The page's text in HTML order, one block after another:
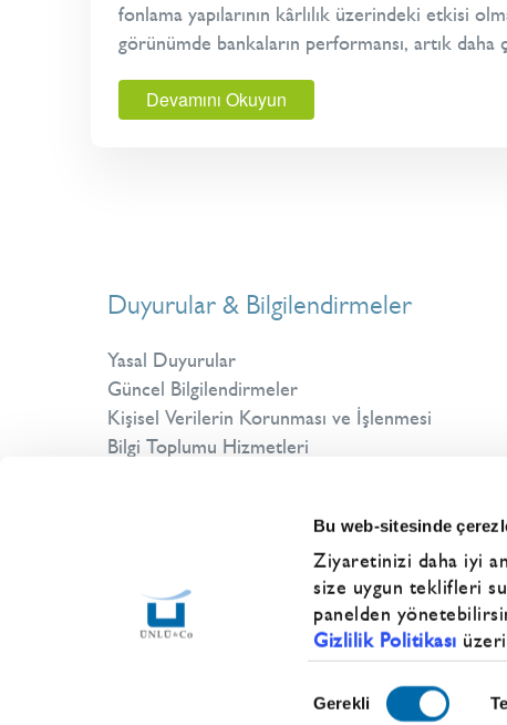
Bu web-sitesinde
Ziyaretinizi daha iyi
size uygun teklifleri
panelden
Gizlilik Politikası
Gerekli
fonlama yapılarının kârlılık üzerindeki etkisi
görünümde bankaların performansı, artık
Devamını Okuyun
Duyurular & Bilgilendirmeler
Yasal Duyurular
Güncel Bilgilendirmeler
Kişisel Verilerin Korunması ve İşlenmesi
Bilgi Toplumu Hizmetleri